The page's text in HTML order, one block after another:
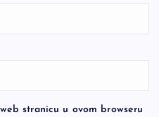
stranicu u ovom browseru